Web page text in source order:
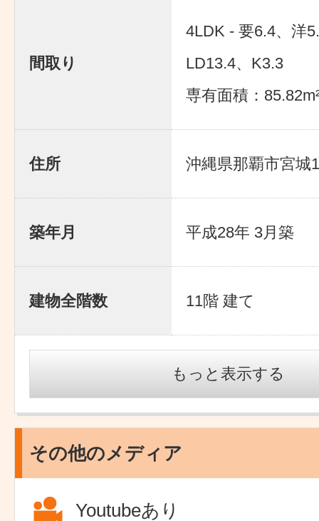
間取り
4LDK - 要6.4、洋
LD13.4、K3.3
専有面積：
住所 沖縄県那覇市宮城
築年月 平成28年 3月築
建物全階数 11階 建て
もっと表示する
その他のメディア
Youtubeあり